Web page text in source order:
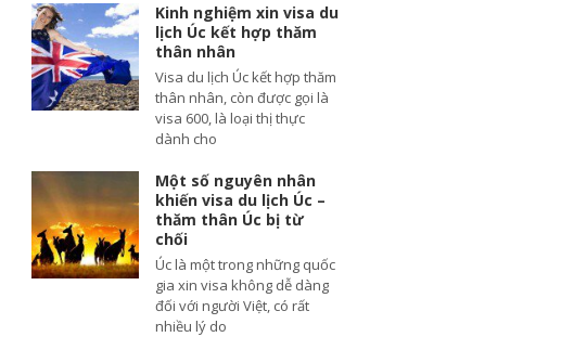
Kinh nghiệm xin visa du
lịch Úc kết hợp thăm
thân nhân
Visa du lịch Úc kết hợp thăm
thân nhân, còn được gọi là
visa 600, là loại thị thực
dành cho
Một số nguyên nhân
khiến visa du lịch Úc –
thăm thân Úc bị từ
chối
Úc là một trong những quốc
gia xin visa không dễ dàng
đối với người Việt, có rất
nhiều lý do